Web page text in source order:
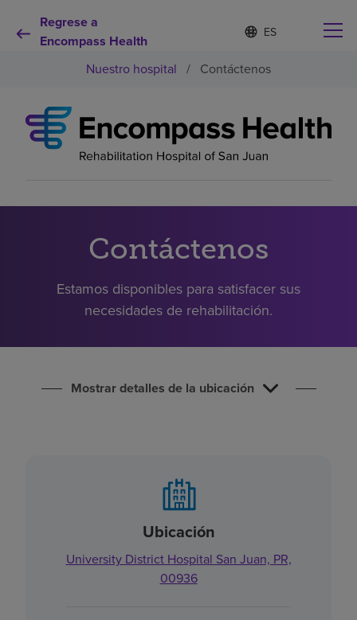
Regrese a
Encompass Health
Lista
de
contraída
d
o
s
e
e
i
a
o
Por qué debe elegirnos
Acerca de nosotros
Nuestro hospital / Contáctenos
Contáctenos
Estamos disponibles para satisfacer sus
necesidades de rehabilitación.
Mostrar detalles de la ubicación
Ubicación
University District Hospital San Juan, PR,
00936